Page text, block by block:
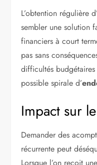
L’obtention régulière
sembler une solution
financiers à court
pas sans
difficultés budgétaires
possible spirale d’
Impact sur
Demander des
récurrente peut
Lorsque l’on reçoit